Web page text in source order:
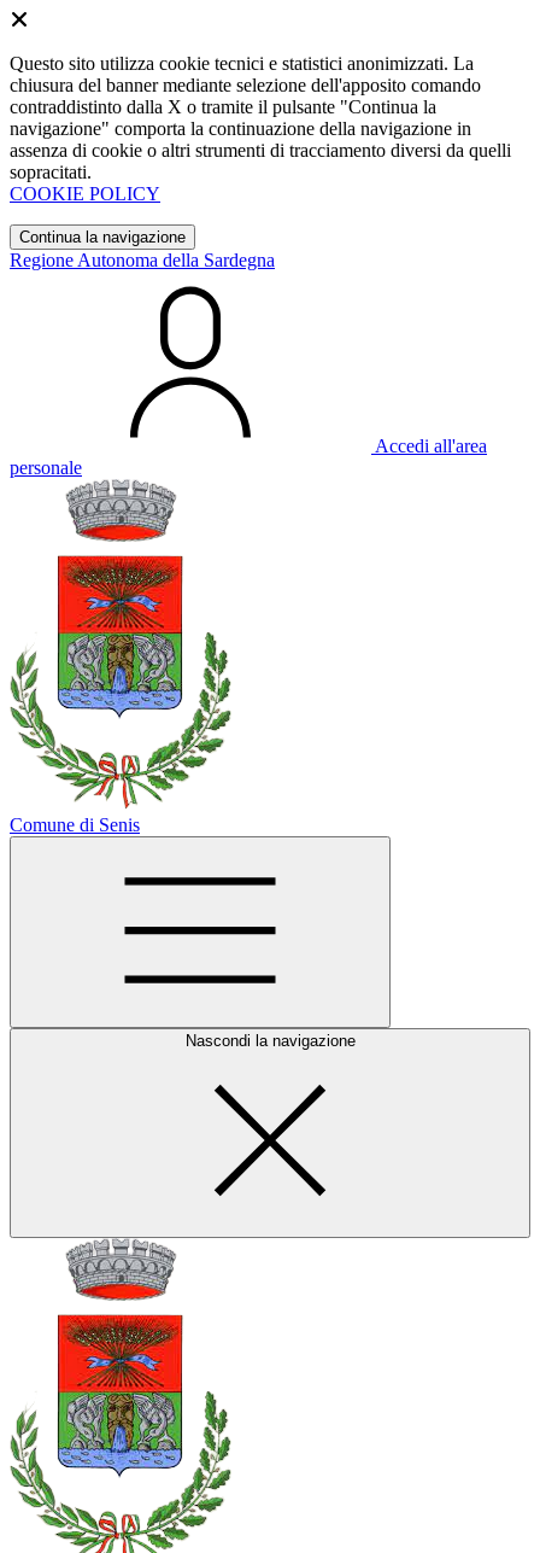
Questo sito utilizza cookie tecnici e statistici anonimizzati. La
chiusura del banner mediante selezione dell'apposito comando
contraddistinto dalla X o tramite il pulsante "Continua la
navigazione" comporta la continuazione della navigazione in
assenza di cookie o altri strumenti di tracciamento diversi da quelli
sopracitati.
COOKIE POLICY
Continua la navigazione
Regione Autonoma della Sardegna
Accedi all'area
personale
Comune di Senis
Nascondi la navigazione